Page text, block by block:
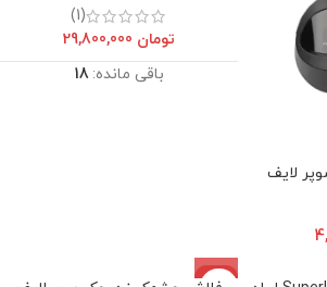
لایف
(1)
تومان
باقی مانده: 18
-6%